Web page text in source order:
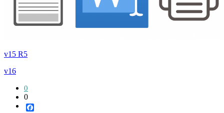
v15 R5
v16
0
0